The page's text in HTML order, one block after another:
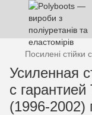
Посилені стійки
Усиленная
с
(1996-2002)